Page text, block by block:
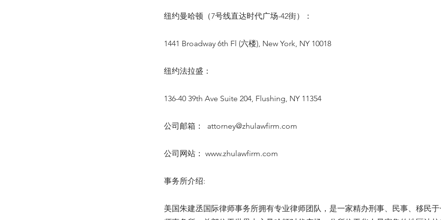
纽约曼哈顿（7号线直达时代广场-42街）：
1441 Broadway 6th Fl (六楼), New York, NY 10018
纽约法拉盛：
136-40 39th Ave Suite 204, Flushing, NY 11354
公司邮箱： attorney@zhulawfirm.com
公司网站： www.zhulawfirm.com
事务所介绍:
美国朱建丞国际律师事务所拥有专业律师团队，是一家精办刑事、民事、移民